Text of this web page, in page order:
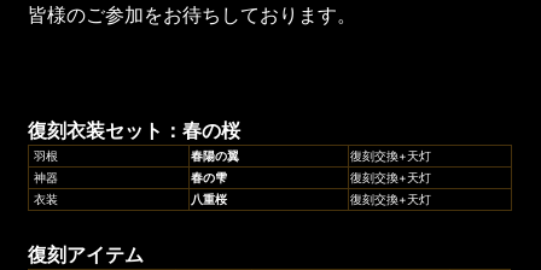
皆様のご参加をお待ちしております。
復刻衣装セット：春の桜
羽根 春陽の翼
復刻交換+天灯
神器
春の雫
復刻交換+天灯
衣装
八重桜 復刻交換+天灯
復刻アイテム